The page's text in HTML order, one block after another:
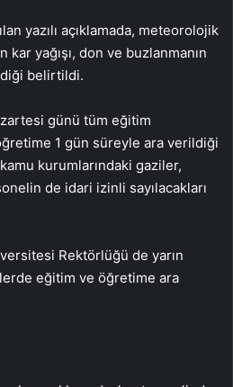
yazılı açıklamada, meteorolojik
kar yağışı, don ve buzlanmanın
belirtildi.
günü tüm eğitim
1 gün süreyle ara verildiği
kurumlarındaki gaziler,
de idari izinli sayılacakları
Rektörlüğü de yarın
eğitim ve öğretime ara